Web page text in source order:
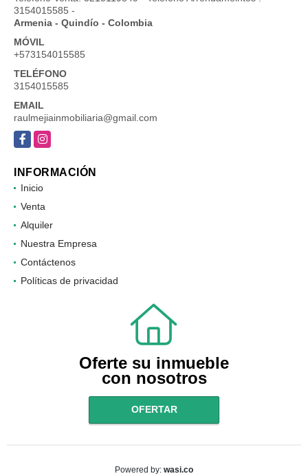
3154015585 -
Armenia - Quindío - Colombia
MÓVIL
+573154015585
TELÉFONO
3154015585
EMAIL
raulmejiainmobiliaria@gmail.com
FacebookInstagram
INFORMACIÓN
Inicio
Venta
Alquiler
Nuestra Empresa
Contáctenos
Políticas de privacidad
Oferte su inmueble
con nosotros
OFERTAR
Powered by: wasi.co